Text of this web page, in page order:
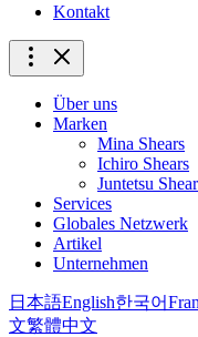
Kontakt
Über uns
Marken
Mina Shears
Ichiro Shears
Juntetsu
Services
Globales Netzwerk
Artikel
Unternehmen
日本語English한국어
文繁體中文